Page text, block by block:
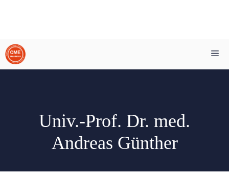
Zum
Inhalt
springen
Univ.-Prof. Dr. med.
Andreas Günther